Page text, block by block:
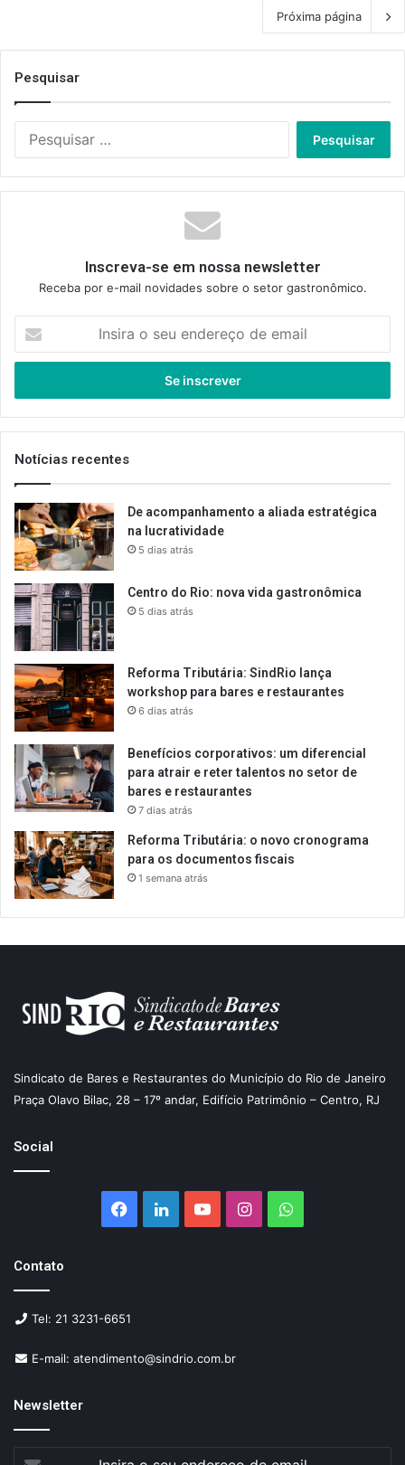
Próxima página
Pesquisar
Inscreva-se em nossa newsletter
Receba por e-mail novidades sobre o setor gastronômico.
seu
de
email
Notícias recentes
De acompanhamento a aliada estratégica
na lucratividade
5 dias atrás
Centro do Rio: nova vida gastronômica
5 dias atrás
Reforma Tributária: SindRio lança
workshop para bares e restaurantes
6 dias atrás
Benefícios corporativos: um diferencial
para atrair e reter talentos no setor de
bares e restaurantes
7 dias atrás
Reforma Tributária: o novo cronograma
para os documentos fiscais
1 semana atrás
Sindicato de Bares e Restaurantes do Município do Rio de Janeiro
Praça Olavo Bilac, 28 – 17º andar, Edifício Patrimônio – Centro, RJ
Social
Facebook
LinkedinYouTubeInstagramWhatsApp
Contato
Tel: 21 3231-6651
E-mail: atendimento@sindrio.com.br
Newsletter